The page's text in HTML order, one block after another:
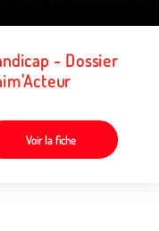
- Dossier
Voir la fiche